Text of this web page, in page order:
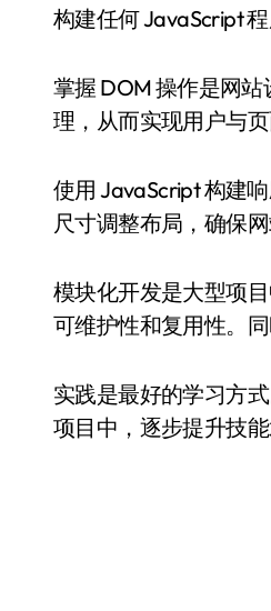
构建任何 JavaScript
掌握 DOM 操作是网
理，从而实现用户与
使用 JavaScript 构建
尺寸调整布局，确保
模块化开发是大型项
可维护性和复用性。
实践是最好的学习方
项目中，逐步提升技能